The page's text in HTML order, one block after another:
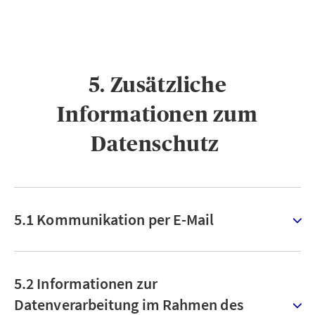
5. Zusätzliche
Informationen zum
Datenschutz ​
5.1 Kommunikation per E-Mail
5.2 Informationen zur
Datenverarbeitung im Rahmen des